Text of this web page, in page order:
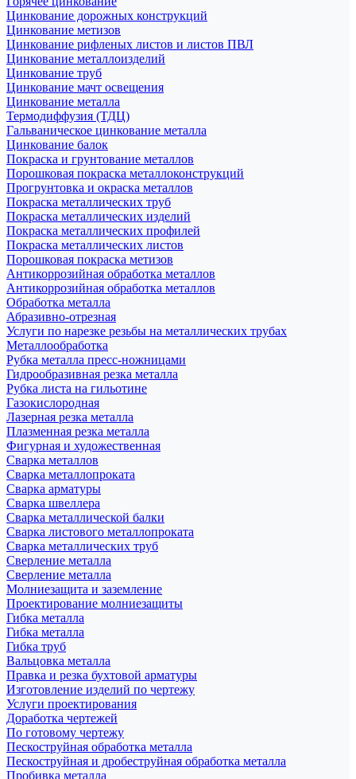
Цинкование дорожных конструкций
Цинкование метизов
Цинкование рифленых листов и листов ПВЛ
Цинкование металлоизделий
Цинкование труб
Цинкование мачт освещения
Цинкование металла
Термодиффузия (ТДЦ)
Гальваническое цинкование металла
Цинкование балок
Покраска и грунтование металлов
Порошковая покраска металлоконструкций
Прогрунтовка и окраска металлов
Покраска металлических труб
Покраска металлических изделий
Покраска металлических профилей
Покраска металлических листов
Порошковая покраска метизов
Антикоррозийная обработка металлов
Антикоррозийная обработка металлов
Обработка металла
Абразивно-отрезная
Услуги по нарезке резьбы на металлических трубах
Металлообработка
Рубка металла пресс-ножницами
Гидрообразивная резка металла
Рубка листа на гильотине
Газокислородная
Лазерная резка металла
Плазменная резка металла
Фигурная и художественная
Сварка металлов
Сварка металлопроката
Сварка арматуры
Сварка швеллера
Сварка металлической балки
Сварка листового металлопроката
Сварка металлических труб
Сверление металла
Сверление металла
Молниезащита и заземление
Проектирование молниезащиты
Гибка металла
Гибка металла
Гибка труб
Вальцовка металла
Правка и резка бухтовой арматуры
Изготовление изделий по чертежу
Услуги проектирования
Доработка чертежей
По готовому чертежу
Пескоструйная обработка металла
Пескоструйная и дробеструйная обработка металла
Пробивка металла